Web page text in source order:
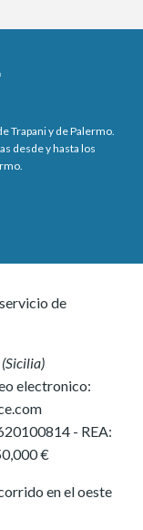
Trapani y de Palermo.
desde y hasta los
de
Sicilia)
electronico:
- REA:
€
en el oeste